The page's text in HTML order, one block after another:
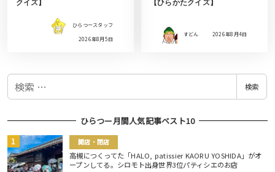
クイズ】
ひらつースタッフ
2026年8月5日
【ひらかたクイズ】
すどん 2026年8月4日
検
検索
ひらつー月間人気記事ベスト10
開店・閉店
高槻につくってた「HALO, patissier KAORU YOSHIDA」がオ
ープンしてる。シロモト出身世界3位パティシエのお店